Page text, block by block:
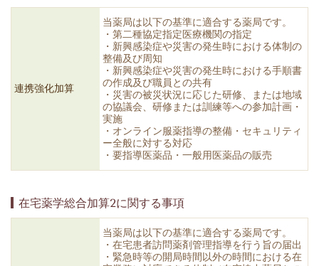
連携強化加算
当薬局は以下の基準に適合する薬局です。
・第二種協定指定医療機関の指定
・新興感染症や災害の発生時における体制の
整備及び周知
・新興感染症や災害の発生時における手順書
の作成及び職員との共有
・災害の被災状況に応じた研修、または地域
の協議会、研修または訓練等への参加計画・
実施
・オンライン服薬指導の整備・セキュリティ
ー全般に対する対応
・要指導医薬品・一般用医薬品の販売
在宅薬学総合加算2に関する事項
当薬局は以下の基準に適合する薬局です。
・在宅患者訪問薬剤管理指導を行う旨の届出
・緊急時等の開局時間以外の時間における在